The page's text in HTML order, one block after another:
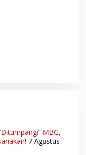
MBG,
7 Agustus